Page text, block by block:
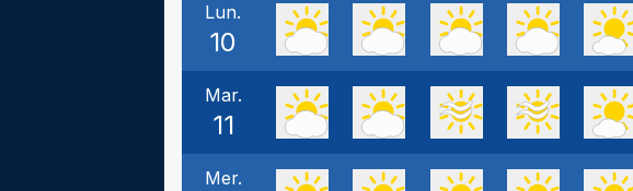
Lun.
10
Mar.
11
Mer.